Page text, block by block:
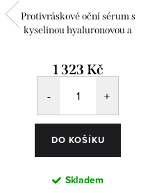
Protivráskové oční sérum s
kyselinou hyaluronovou a
1 323 Kč
DO KOŠÍKU
Skladem